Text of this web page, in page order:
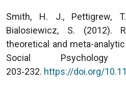
Smith, H. J., Pettigrew,
Bialosiewicz, S. (2012).
theoretical and meta-
Social
203‑232. https://doi.org/